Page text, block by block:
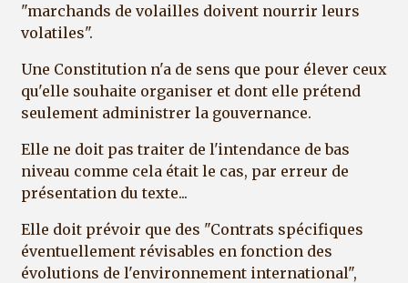
"marchands de volailles doivent nourrir leurs
volatiles".
Une Constitution n'a de sens que pour élever ceux
qu'elle souhaite organiser et dont elle prétend
seulement administrer la gouvernance.
Elle ne doit pas traiter de l'intendance de bas
niveau comme cela était le cas, par erreur de
présentation du texte...
Elle doit prévoir que des "Contrats spécifiques
éventuellement révisables en fonction des
évolutions de l'environnement international",